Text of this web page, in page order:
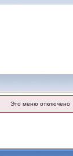
Это меню отключено